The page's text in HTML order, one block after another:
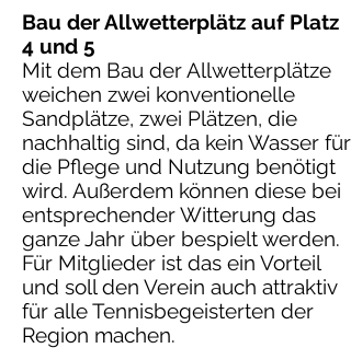
Bau der Allwetterplätz auf Platz
4 und 5
Mit dem Bau der Allwetterplätze
weichen zwei konventionelle
Sandplätze, zwei Plätzen, die
nachhaltig sind, da kein Wasser für
die Pflege und Nutzung benötigt
wird. Außerdem können diese bei
entsprechender Witterung das
ganze Jahr über bespielt werden.
Für Mitglieder ist das ein Vorteil
und soll den Verein auch attraktiv
für alle Tennisbegeisterten der
Region machen.